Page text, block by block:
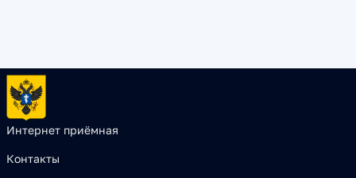
Интернет приёмная
Контакты